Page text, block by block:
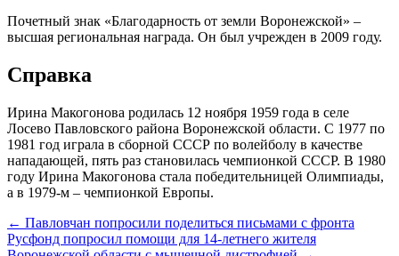
Почетный знак «Благодарность от земли Воронежской» –
высшая региональная награда. Он был учрежден в 2009 году.
Справка
Ирина Макогонова родилась 12 ноября 1959 года в селе
Лосево Павловского района Воронежской области. С 1977 по
1981 год играла в сборной СССР по волейболу в качестве
нападающей, пять раз становилась чемпионкой СССР. В 1980
году Ирина Макогонова стала победительницей Олимпиады,
а в 1979-м – чемпионкой Европы.
← Павловчан попросили поделиться письмами с фронта
Русфонд попросил помощи для 14-летнего жителя